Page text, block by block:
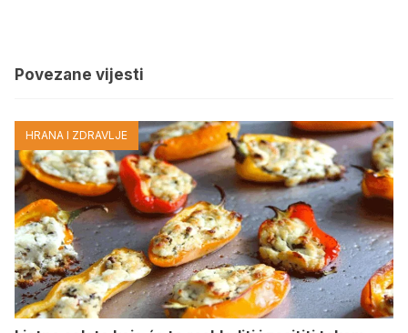
Povezane vijesti
HRANA I ZDRAVLJE